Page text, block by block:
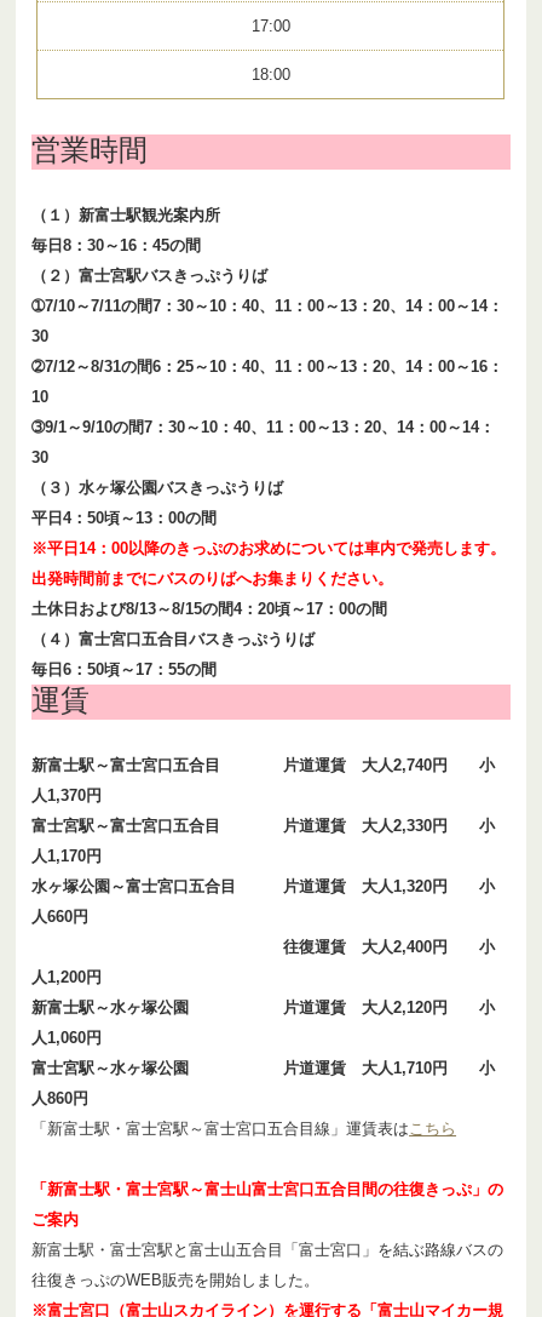
17:00
18:00
営業時間
（１）新富士駅観光案内所
毎日8：30～16：45の間
（２）富士宮駅バスきっぷうりば
➀7/10～7/11の間7：30～10：40、11：00～13：20、14：00～14：
30
➁7/12～8/31の間6：25～10：40、11：00～13：20、14：00～16：
10
➂9/1～9/10の間7：30～10：40、11：00～13：20、14：00～14：
30
（３）水ヶ塚公園バスきっぷうりば
平日4：50頃～13：00の間
※平日14：00以降のきっぷのお求めについては車内で発売します。
出発時間前までにバスのりばへお集まりください。
土休日および8/13～8/15の間4：20頃～17：00の間
（４）富士宮口五合目バスきっぷうりば
毎日6：50頃～17：55の間
運賃
新富士駅～富士宮口五合目 片道運賃 大人2,740円 小
人1,370円
富士宮駅～富士宮口五合目 片道運賃 大人2,330円 小
人1,170円
水ヶ塚公園～富士宮口五合目 片道運賃 大人1,320円 小
人660円
往復運賃 大人2,400円 小
人1,200円
新富士駅～水ヶ塚公園 片道運賃 大人2,120円 小
人1,060円
富士宮駅～水ヶ塚公園 片道運賃 大人1,710円 小
人860円
「新富士駅・富士宮駅～富士宮口五合目線」運賃表は こちら
「新富士駅・富士宮駅～富士山富士宮口五合目間の往復きっぷ」の
ご案内
新富士駅・富士宮駅と富士山五合目「富士宮口」を結ぶ路線バスの
往復きっぷのWEB販売を開始しました。
※富士宮口（富士山スカイライン）を運行する「富士山マイカー規